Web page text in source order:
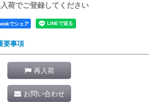
荷でご登録してください
でシェア
要事項
再入荷
お問い合わせ